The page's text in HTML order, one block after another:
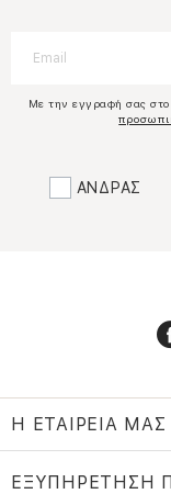
Με την εγγραφή σας
ΑΝΔΡΑΣ
Η ΕΤΑΙΡΕΙΑ ΜΑΣ
ΕΞΥΠΗΡΕΤΗΣΗ